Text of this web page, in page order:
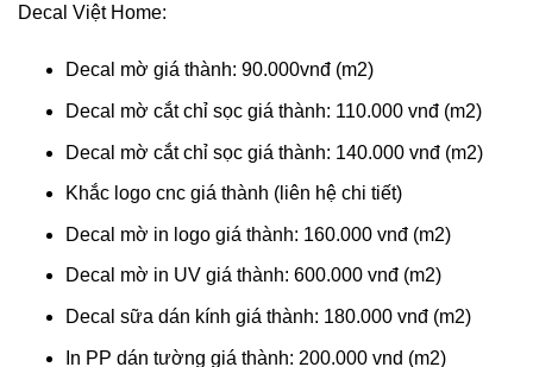
Decal Việt Home:
Decal mờ giá thành: 90.000vnđ (m2)
Decal mờ cắt chỉ sọc giá thành: 110.000 vnđ (m2)
Decal mờ cắt chỉ sọc giá thành: 140.000 vnđ (m2)
Khắc logo cnc giá thành (liên hệ chi tiết)
Decal mờ in logo giá thành: 160.000 vnđ (m2)
Decal mờ in UV giá thành: 600.000 vnđ (m2)
Decal sữa dán kính giá thành: 180.000 vnđ (m2)
In PP dán tường giá thành: 200.000 vnd (m2)